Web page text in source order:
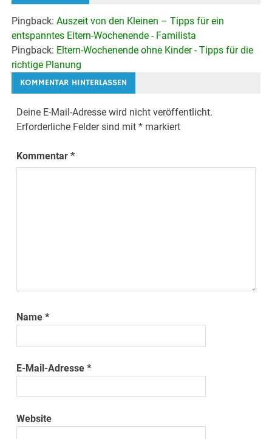
Pingback:Auszeit von den Kleinen – Tipps für ein
entspanntes Eltern-Wochenende - Familista
Pingback: Eltern-Wochenende ohne Kinder - Tipps für die
richtige Planung
KOMMENTAR HINTERLASSEN
Deine E-Mail-Adresse wird nicht veröffentlicht.
Erforderliche Felder sind mit* markiert
Kommentar*
Name*
E-Mail-Adresse*
Website